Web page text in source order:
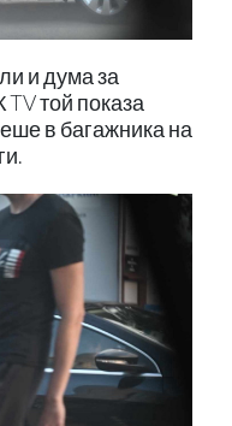
и дума за
той показа
в багажника на